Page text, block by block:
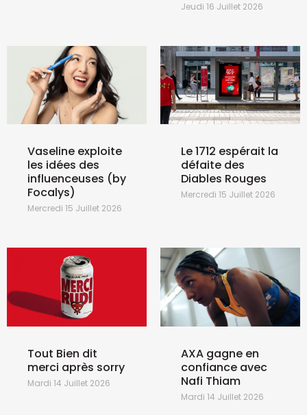
Jeudi 16 Juillet 2026
Vaseline exploite
les idées des
influenceuses (by
Focalys)
Mercredi 15 Juillet 2026
Le 1712 espérait la
défaite des
Diables Rouges
Mercredi 15 Juillet 2026
Tout Bien dit
merci après sorry
Mardi 14 Juillet 2026
AXA gagne en
confiance avec
Nafi Thiam
Mardi 14 Juillet 2026